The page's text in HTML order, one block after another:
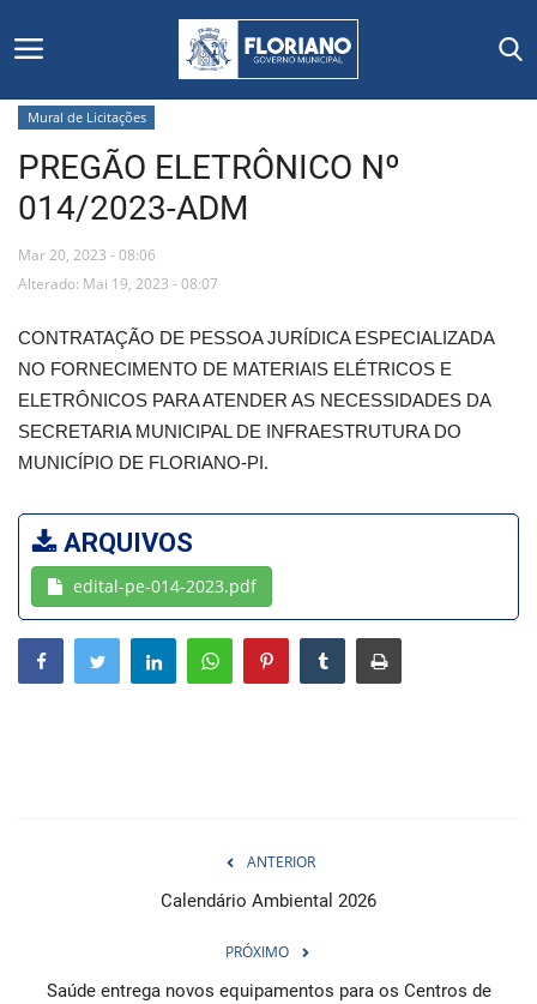
Início
Editais
Floriano
Secretarias e Órgãos
Mural de Licitações
Notícias
Vídeos
Webmail
Contato
Mural de Licitações
PREGÃO ELETRÔNICO Nº
014/2023-ADM
Mar 20, 2023 - 08:06
Alterado: Mai 19, 2023 - 08:07
CONTRATAÇÃO DE PESSOA JURÍDICA ESPECIALIZADA
NO FORNECIMENTO DE MATERIAIS ELÉTRICOS E
ELETRÔNICOS PARA ATENDER AS NECESSIDADES DA
SECRETARIA MUNICIPAL DE INFRAESTRUTURA DO
MUNICÍPIO DE FLORIANO-PI.
ARQUIVOS
edital-pe-014-2023.pdf
ANTERIOR
Calendário Ambiental 2026
PRÓXIMO
Saúde entrega novos equipamentos para os Centros de